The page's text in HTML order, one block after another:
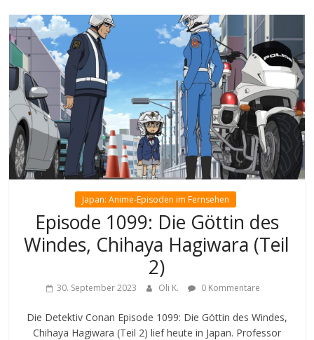
Japan: Anime-Episoden im Fernsehen
Episode 1099: Die Göttin des
Windes, Chihaya Hagiwara (Teil
2)
30. September 2023 Oli K. 0 Kommentare
Die Detektiv Conan Episode 1099: Die Göttin des Windes,
Chihaya Hagiwara (Teil 2) lief heute in Japan. Professor